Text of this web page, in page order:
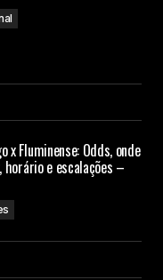
x Fluminense: Odds, onde
e escalações –